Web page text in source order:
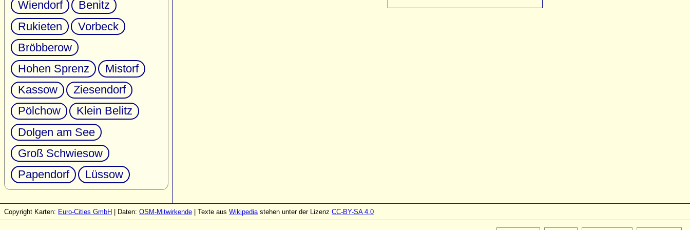
Wiendorf
Benitz
Rukieten
Vorbeck
Bröbberow
Hohen Sprenz
Mistorf
Kassow
Ziesendorf
Pölchow
Klein Belitz
Dolgen am See
Groß Schwiesow
Papendorf
Lüssow
Copyright Karten: Euro-Cities GmbH | Daten: OSM-Mitwirkende | Texte aus Wikipediastehen unter der Lizenz CC-BY-SA 4.0